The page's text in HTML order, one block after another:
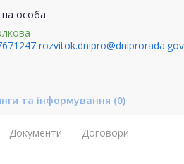
особа
та інформування (0)
Документи Договори